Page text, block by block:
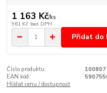
1 163 Kč/ks
961 Kč bez DPH
Přidat do
Číslo produktu:
100807
EAN kód:
Hlídat cenu / dostupnost